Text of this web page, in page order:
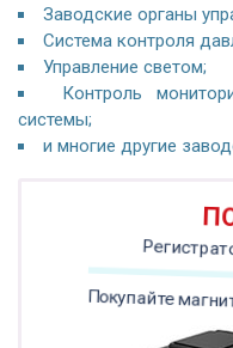
Заводские органы
Система контроля
Управление светом;
Контроль
системы;
и многие другие
Покупайте